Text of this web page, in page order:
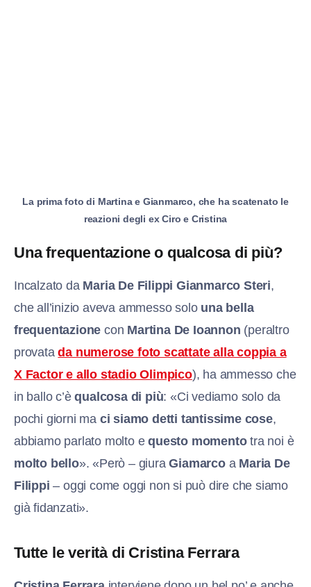
La prima foto di Martina e Gianmarco, che ha scatenato le
reazioni degli ex Ciro e Cristina
Una frequentazione o qualcosa di più?
Incalzato da Maria De Filippi Gianmarco Steri,
che all’inizio aveva ammesso solo una bella
frequentazione con Martina De Ioannon (peraltro
provatada numerose foto scattate alla coppia a
X Factor e allo stadio Olimpico), ha ammesso che
in ballo c’èqualcosa di più: «Ci vediamo solo da
pochi giorni ma ci siamo detti tantissime cose,
abbiamo parlato molto equesto momentotra noi è
molto bello». «Però – giuraGiamarco a Maria De
Filippi – oggi come oggi non si può dire che siamo
già fidanzati».
Tutte le verità di Cristina Ferrara